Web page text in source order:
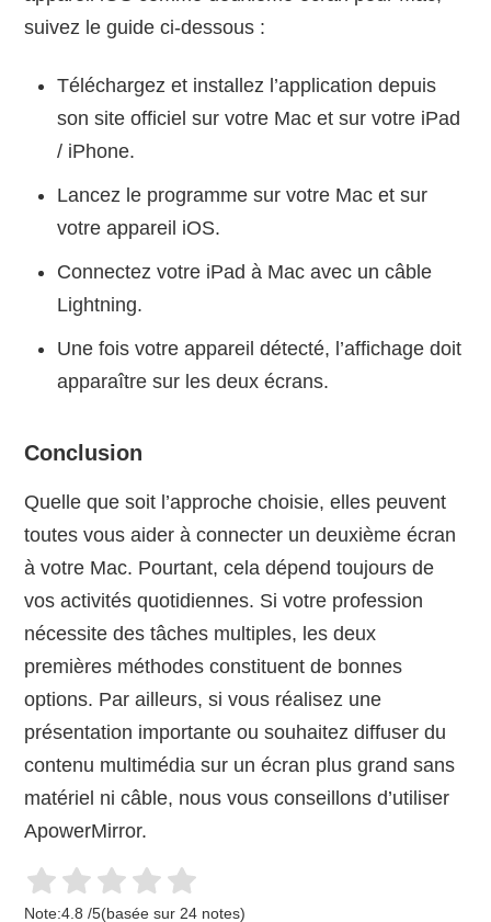
suivez le guide ci-dessous :
Téléchargez et installez l’application depuis
son site officiel sur votre Mac et sur votre iPad
/ iPhone.
Lancez le programme sur votre Mac et sur
votre appareil iOS.
Connectez votre iPad à Mac avec un câble
Lightning.
Une fois votre appareil détecté, l’affichage doit
apparaître sur les deux écrans.
Conclusion
Quelle que soit l’approche choisie, elles peuvent
toutes vous aider à connecter un deuxième écran
à votre Mac. Pourtant, cela dépend toujours de
vos activités quotidiennes. Si votre profession
nécessite des tâches multiples, les deux
premières méthodes constituent de bonnes
options. Par ailleurs, si vous réalisez une
présentation importante ou souhaitez diffuser du
contenu multimédia sur un écran plus grand sans
matériel ni câble, nous vous conseillons d’utiliser
ApowerMirror.
Note:4.8 /5(basée sur 24 notes)